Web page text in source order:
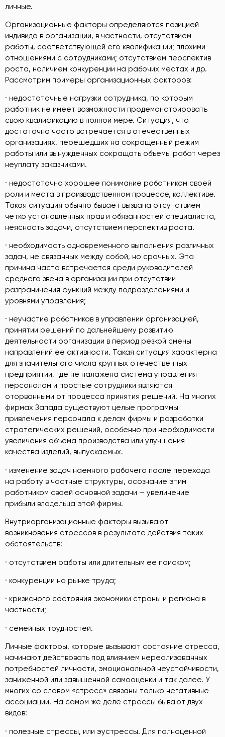
личные.
Организационные факторы определяются позицией
индивида в организации, в частности, отсутствием
работы, соответствующей его квалификации; плохими
отношениями с сотрудниками; отсутствием перспектив
роста, наличием конкуренции на рабочих местах и др.
Рассмотрим примеры организационных факторов:
· недостаточные нагрузки сотрудника, по которым
работник не имеет возможности продемонстрировать
свою квалификацию в полной мере. Ситуация, что
достаточно часто встречается в отечественных
организациях, перешедших на сокращенный режим
работы или вынужденных сокращать объемы работ через
неуплату заказчиками.
· недостаточно хорошее понимание работником своей
роли и места в производственном процессе, коллективе.
Такая ситуация обычно бывает вызвана отсутствием
четко установленных прав и обязанностей специалиста,
неясность задачи, отсутствием перспектив роста.
· необходимость одновременного выполнения различных
задач, не связанных между собой, но срочных. Эта
причина часто встречается среди руководителей
среднего звена в организации при отсутствии
разграничения функций между подразделениями и
уровнями управления;
· неучастие работников в управлении организацией,
принятии решений по дальнейшему развитию
деятельности организации в период резкой смены
направлений ее активности. Такая ситуация характерна
для значительного числа крупных отечественных
предприятий, где не налажена система управления
персоналом и простые сотрудники являются
оторванными от процесса принятия решений. На многих
фирмах Запада существуют целые программы
привлечения персонала к делам фирмы и разработки
стратегических решений, особенно при необходимости
увеличения объема производства или улучшения
качества изделий, выпускаемых.
· изменение задач наемного рабочего после перехода
на работу в частные структуры, осознание этим
работником своей основной задачи — увеличение
прибыли владельца этой фирмы.
Внутриорганизационные факторы вызывают
возникновения стрессов в результате действия таких
обстоятельств:
· отсутствием работы или длительным ее поиском;
· конкуренции на рынке труда;
· кризисного состояния экономики страны и региона в
частности;
· семейных трудностей.
Личные факторы, которые вызывают состояние стресса,
начинают действовать под влиянием нереализованных
потребностей личности, эмоциональной неустойчивости,
заниженной или завышенной самооценки и так далее. У
многих со словом «стресс» связаны только негативные
ассоциации. На самом же деле стрессы бывают двух
видов:
· полезные стрессы, или эустрессы. Для полноценной